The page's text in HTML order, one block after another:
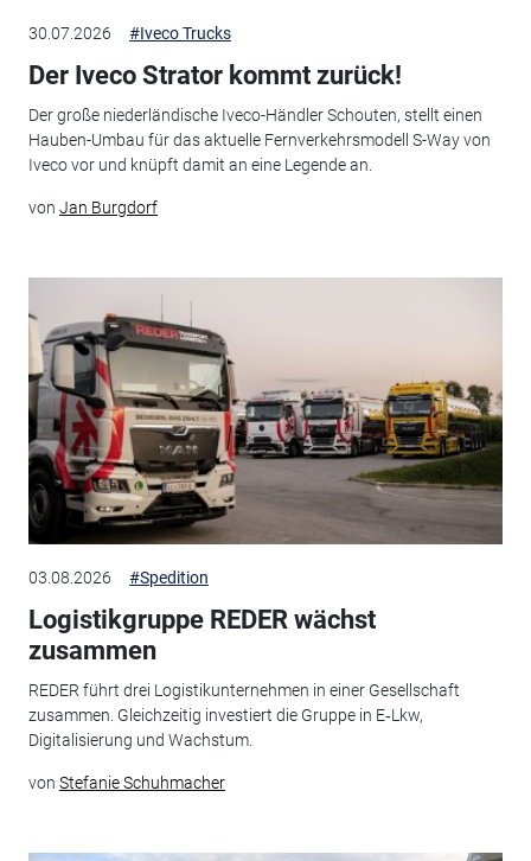
30.07.2026 #Iveco Trucks
Der Iveco Strator kommt zurück!
Der große niederländische Iveco-Händler Schouten, stellt einen
Hauben-Umbau für das aktuelle Fernverkehrsmodell S-Way von
Iveco vor und knüpft damit an eine Legende an.
von Jan Burgdorf
03.08.2026 #Spedition
Logistikgruppe REDER wächst
zusammen
REDER führt drei Logistikunternehmen in einer Gesellschaft
zusammen. Gleichzeitig investiert die Gruppe in E‑Lkw,
Digitalisierung und Wachstum.
von Stefanie Schuhmacher